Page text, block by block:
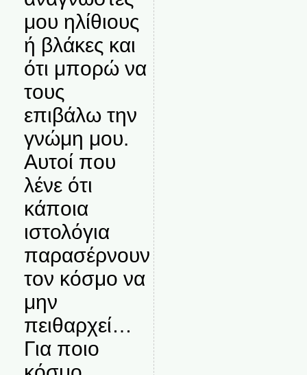
μου ηλίθιους
ή βλάκες και
ότι μπορώ να
τους
επιβάλω την
γνώμη μου.
Αυτοί που
λένε ότι
κάποια
ιστολόγια
παρασέρνουν
τον κόσμο να
μην
πειθαρχεί…
Για ποιο